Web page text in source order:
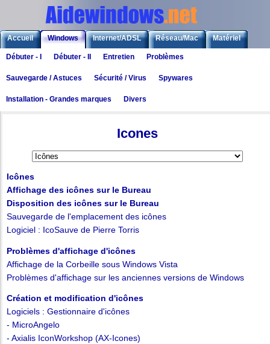
Accueil Windows Internet/ADSL Réseau/Mac Matériel
Logiciels Liens Jeux
Débuter - I Débuter - II Entretien Problèmes
Sauvegarde / Astuces Sécurité / Virus Spywares
Installation - Grandes marques Divers
Icones
Icônes
Affichage des icônes sur le Bureau
Disposition des icônes sur le Bureau
Sauvegarde de l'emplacement des icônes
Logiciel : IcoSauve de Pierre Torris
Problèmes d'affichage d'icônes
Affichage de la Corbeille sous Windows Vista
Problèmes d'affichage sur les anciennes versions de Windows
Création et modification d'icônes
Logiciels : Gestionnaire d'icônes
- MicroAngelo
- Axialis IconWorkshop (AX-Icones)